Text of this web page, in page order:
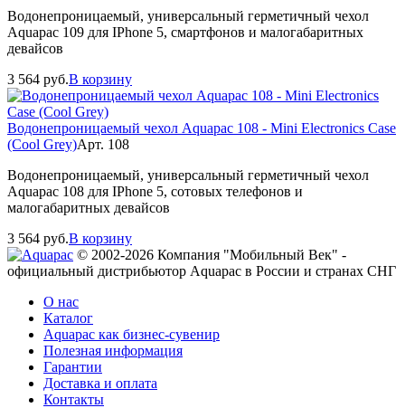
Водонепроницаемый, универсальный герметичный чехол
Aquapac 109 для IPhone 5, смартфонов и малогабаритных
девайсов
3 564 руб.В корзину
Водонепроницаемый чехол Aquapac 108 - Mini Electronics Case
(Cool Grey)Арт. 108
Водонепроницаемый, универсальный герметичный чехол
Aquapac 108 для IPhone 5, сотовых телефонов и
малогабаритных девайсов
3 564 руб.В корзину
© 2002-2026 Компания "Мобильный Век" -
официальный дистрибьютор Aquapac в России и странах СНГ
О нас
Каталог
Aquapac как бизнес-сувенир
Полезная информация
Гарантии
Доставка и оплата
Контакты